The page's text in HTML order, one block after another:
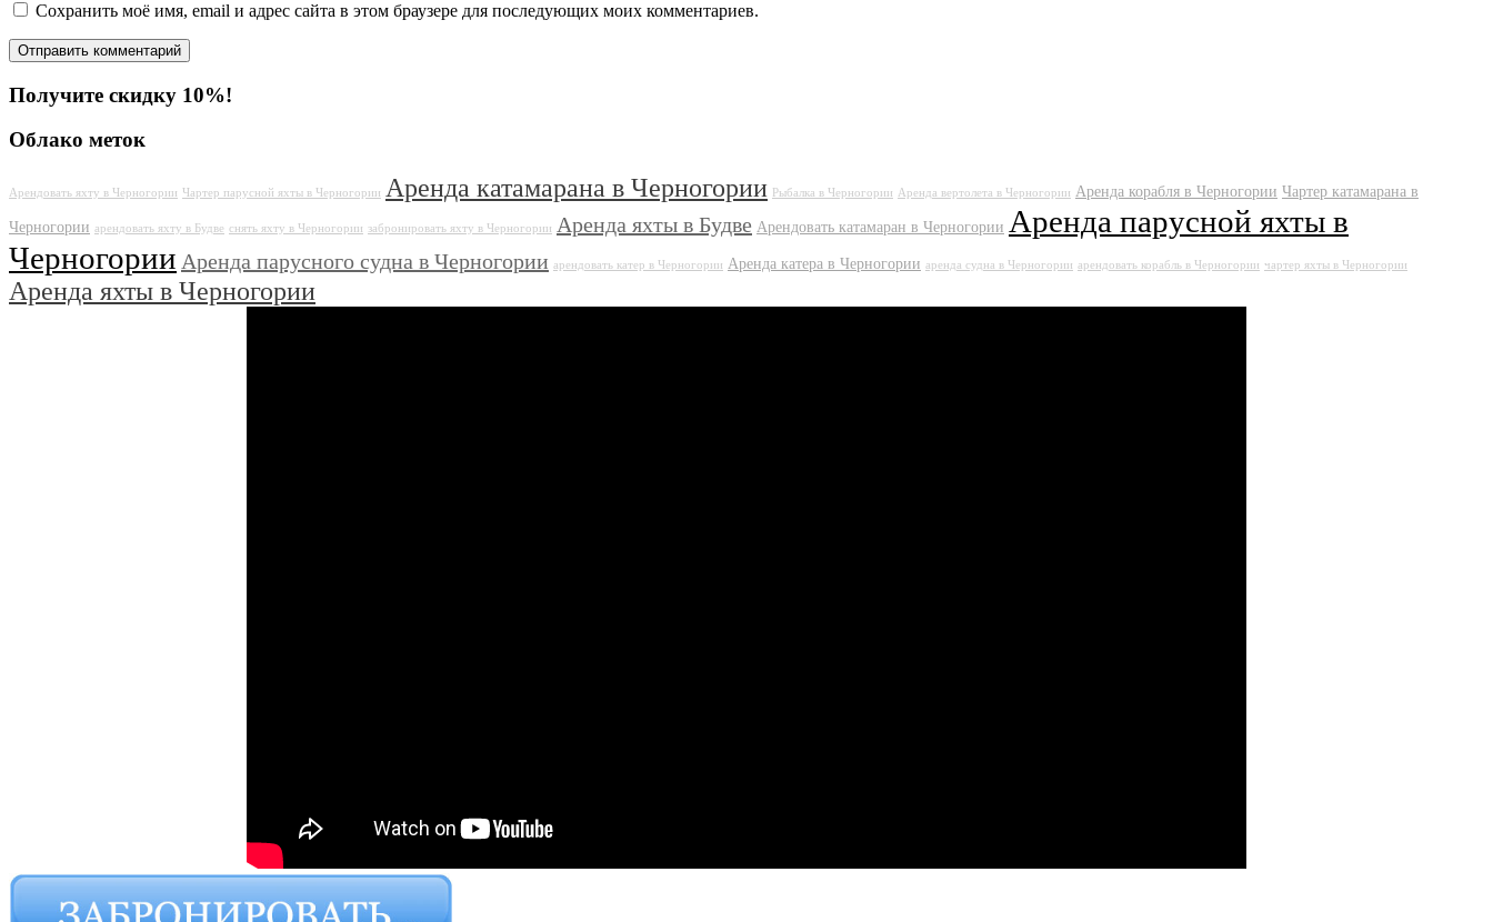
Сохранить моё имя, email и адрес сайта в этом браузере для последующих моих комментариев.
Получите скидку 10%!
Облако меток
Арендовать яхту в Черногории Чартер парусной яхты в Черногории Аренда катамарана в Черногории Рыбалка в Черногории Аренда вертолета в Черногории Аренда корабля в Черногории Чартер катамарана в
Черногории арендовать яхту в Будве снять яхту в Черногории забронировать яхту в Черногории Аренда яхты в Будве Арендовать катамаран в Черногории Аренда парусной яхты в
Черногории Аренда парусного судна в Черногории арендовать катер в Черногории Аренда катера в Черногории аренда судна в Черногории арендовать корабль в Черногории чартер яхты в Черногории
Аренда яхты в Черногории